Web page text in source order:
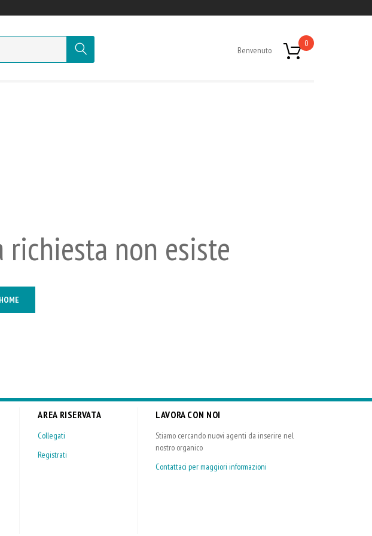
Benvenuto
0
non esiste
AREA RISERVATA
Collegati
Registrati
LAVORA CON NOI
Stiamo cercando nuovi agenti da inserire nel
nostro organico
Contattaci per maggiori informazioni